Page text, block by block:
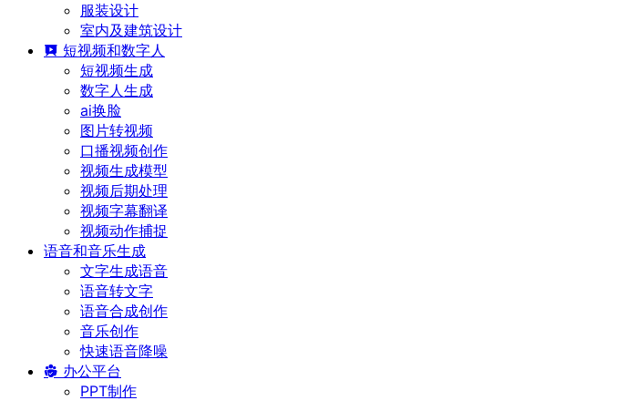
服装设计
室内及建筑设计
短视频和数字人
短视频生成
数字人生成
ai换脸
图片转视频
口播视频创作
视频生成模型
视频后期处理
视频字幕翻译
视频动作捕捉
语音和音乐生成
文字生成语音
语音转文字
语音合成创作
音乐创作
快速语音降噪
办公平台
PPT制作